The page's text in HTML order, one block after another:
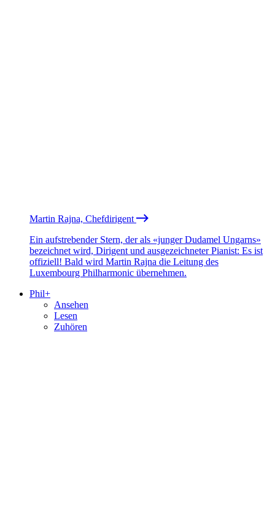
Martin Rajna, Chefdirigent
Ein aufstrebender Stern, der als «junger Dudamel Ungarns»
bezeichnet wird, Dirigent und ausgezeichneter Pianist: Es ist
offiziell! Bald wird Martin Rajna die Leitung des
Luxembourg Philharmonic übernehmen.
Phil+
Ansehen
Lesen
Zuhören